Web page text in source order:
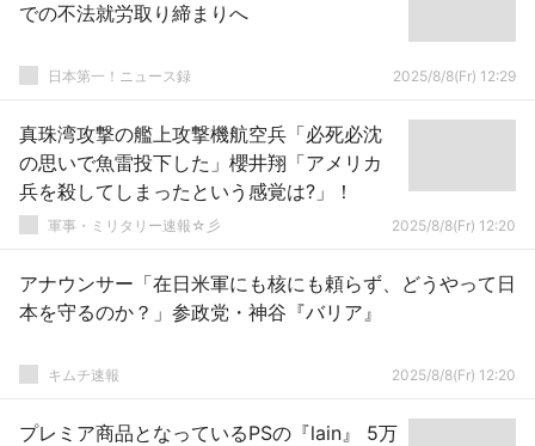
での不法就労取り締まりへ
日本第一！ニュース録 2025/8/8(Fr) 12:29
真珠湾攻撃の艦上攻撃機航空兵「必死必沈
の思いで魚雷投下した」櫻井翔「アメリカ
兵を殺してしまったという感覚は?」！
軍事・ミリタリー速報☆彡 2025/8/8(Fr) 12:20
アナウンサー「在日米軍にも核にも頼らず、どうやって日
本を守るのか？」参政党・神谷『バリア』
キムチ速報 2025/8/8(Fr) 12:20
プレミア商品となっているPSの『lain』 5万